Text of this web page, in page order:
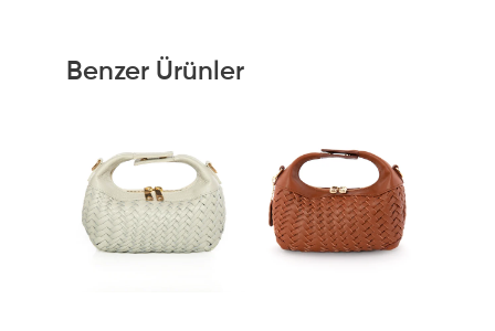
Benzer Ürünler
Ürünü İncele Ürünü İncele